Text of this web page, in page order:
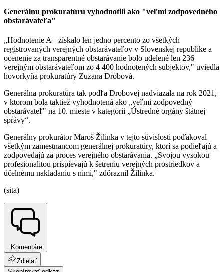
Generálnu prokuratúru vyhodnotili ako "veľmi zodpovedného
obstarávateľa"
„Hodnotenie A+ získalo len jedno percento zo všetkých
registrovaných verejných obstarávateľov v Slovenskej republike a
ocenenie za transparentné obstarávanie bolo udelené len 236
verejným obstarávateľom zo 4 400 hodnotených subjektov," uviedla
hovorkyňa prokuratúry Zuzana Drobová.
Generálna prokuratúra tak podľa Drobovej nadviazala na rok 2021,
v ktorom bola taktiež vyhodnotená ako „veľmi zodpovedný
obstarávateľ" na 10. mieste v kategórii „Ústredné orgány štátnej
správy“.
Generálny prokurátor Maroš Žilinka v tejto súvislosti poďakoval
všetkým zamestnancom generálnej prokuratúry, ktorí sa podieľajú a
zodpovedajú za proces verejného obstarávania. „Svojou vysokou
profesionalitou prispievajú k šetreniu verejných prostriedkov a
účelnému nakladaniu s nimi," zdôraznil Žilinka.
(sita)
Komentáre
Zdielať